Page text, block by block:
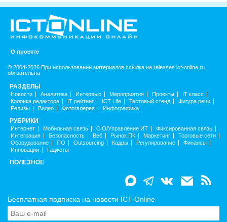
О проекте
© 2004-2026 При использовании материалов ссылка на releases.ict-online.ru
обязательна
РАЗДЕЛЫ
Новости Аналитика Интервью Мероприятия Проекты
IT класс
Колонка редактора
IT рейтинг ICT Life Тестовый стенд
Фигура речи
Релизы
Видео Фотогалерея Инфографика
РУБРИКИ
Интернет Мобильная связь CIO/Управление ИТ
Фиксированная связь
Интеграция
Безопасность Веб Рынок ПК Маркетинг
Торговые сети
Оборудование
ПО Outsourcing Кадры Регулирование
Финансы
Инновации
Гаджеты
ПОЛЕЗНОЕ
Бесплатная подписка на новости ICT-Online